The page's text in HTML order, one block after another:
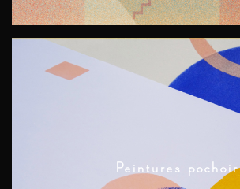
Peintures pochoir